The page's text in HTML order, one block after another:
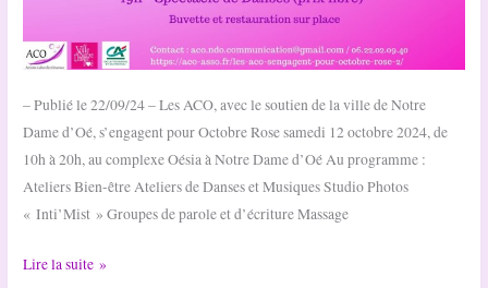
– Publié le 22/09/24 – Les ACO, avec le soutien de la ville de Notre
Dame d’Oé, s’engagent pour Octobre Rose samedi 12 octobre 2024, de
10h à 20h, au complexe Oésia à Notre Dame d’Oé Au programme :
Ateliers Bien-être Ateliers de Danses et Musiques Studio Photos
« Inti’Mist » Groupes de parole et d’écriture Massage
Les
Lire la suite »